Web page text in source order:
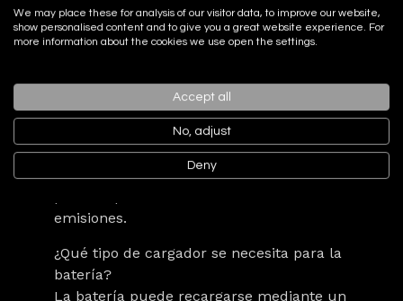
Preguntas frecuentes sobre el Bentley
¿Cuál es la autonomía eléctrica del Flying
Ofrece una autonomía de hasta40 kmen
modo completamente eléctrico, ideal
emisiones.
¿Qué tipo de cargador se necesita para la
batería?
La batería puede recargarse mediante un
We may place these for analysis of our visitor data, to improve our website,
show personalised content and to give you a great website experience. For
more information about the cookies we use open the settings.
Accept all
No, adjust
Deny